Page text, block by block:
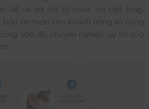
đề về da rất kỹ trước khi triệt lông.
bảo an toàn cho khách hàng và cũng
vào độ chuyên nghiệp, uy tín của